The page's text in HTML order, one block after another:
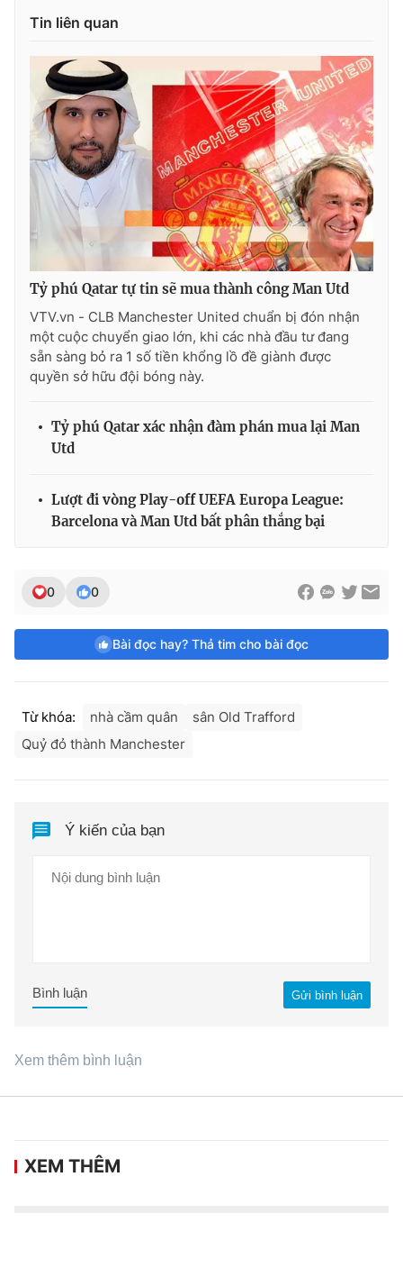
Tin liên quan
Tỷ phú Qatar tự tin sẽ mua thành công Man Utd
VTV.vn - CLB Manchester United chuẩn bị đón nhận
một cuộc chuyển giao lớn, khi các nhà đầu tư đang
sẵn sàng bỏ ra 1 số tiền khổng lồ đề giành được
quyền sở hữu đội bóng này.
Tỷ phú Qatar xác nhận đàm phán mua lại Man
Utd
Lượt đi vòng Play-off UEFA Europa League:
Barcelona và Man Utd bất phân thắng bại
0 0
Bài đọc hay? Thả tim cho bài đọc
Từ khóa: nhà cầm quân
sân Old Trafford
Quỷ đỏ thành Manchester
Ý kiến của bạn
Gửi bình luận
Bình luận
Xem thêm bình luận
XEM THÊM